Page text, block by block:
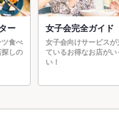
ー
食べ
しの
女子会完全ガイド
女子会向けサービスが
ているお得なお店がい
い！